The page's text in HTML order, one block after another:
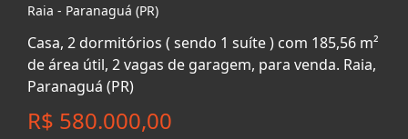
Raia - Paranaguá (PR)
Casa, 2 dormitórios ( sendo 1 suíte ) com 185,56 m²
de área útil, 2 vagas de garagem, para venda. Raia,
Paranaguá (PR)
R$ 580.000,00